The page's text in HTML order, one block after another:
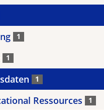
1
1
1
Ressources 1